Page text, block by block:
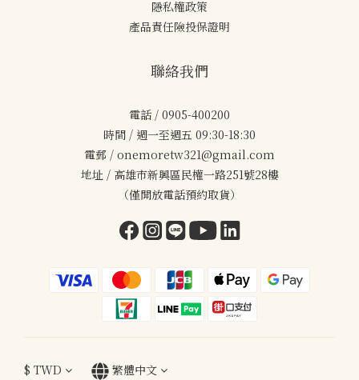
隱私權政策
產品責任險投保證明
聯絡我們
電話 / 0905-400200
時間 / 週一至週五 09:30-18:30
電郵 / onemoretw321@gmail.com
地址 / 高雄市新興區民權一路251號28樓
（僅開放電話預約取貨）
$ TWD 繁體中文